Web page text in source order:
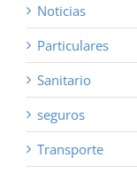
Noticias
Particulares
Sanitario
seguros
Transporte